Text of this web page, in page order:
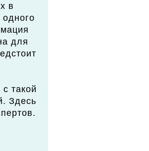
в
для
с такой
Здесь